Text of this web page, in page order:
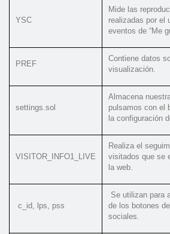
YSC
Mide las
realizadas por el
eventos de “Me
PREF
Contiene datos
visualización.
settings.sol
Almacena
pulsamos con el
la configuración
VISITOR_INFO1_LIVE
Realiza el
visitados que se
la web.
c_id, lps, pss
Se utilizan para
de los botones
sociales.